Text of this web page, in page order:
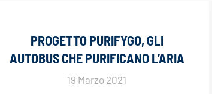
PROGETTO PURIFYGO, GLI
AUTOBUS CHE PURIFICANO L’ARIA
19 Marzo 2021